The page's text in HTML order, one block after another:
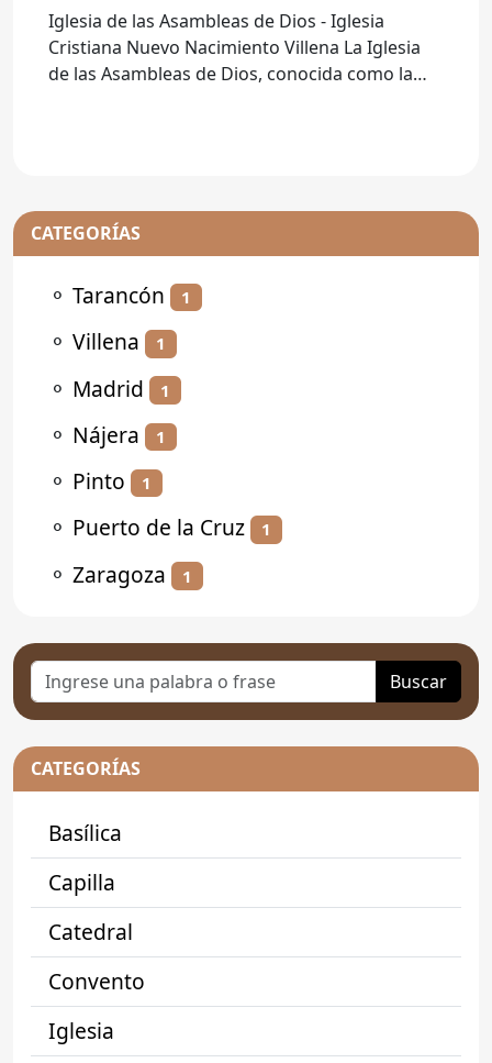
Iglesia de las Asambleas de Dios - Iglesia
Cristiana Nuevo Nacimiento Villena La Iglesia
de las Asambleas de Dios, conocida como la
CATEGORÍAS
⚬ Tarancón 1
⚬ Villena 1
⚬ Madrid 1
⚬ Nájera 1
⚬ Pinto 1
⚬ Puerto de la Cruz 1
⚬ Zaragoza 1
Buscar
CATEGORÍAS
Basílica
Capilla
Catedral
Convento
Iglesia